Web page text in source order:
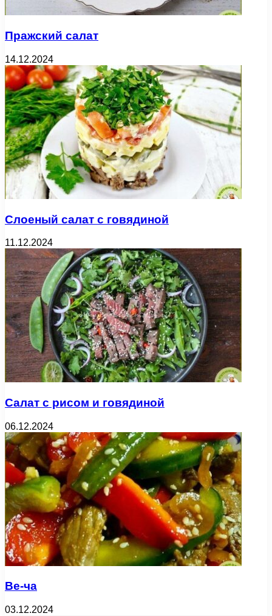
Пражский салат
14.12.2024
Слоеный салат с говядиной
11.12.2024
Салат с рисом и говядиной
06.12.2024
Ве-ча
03.12.2024